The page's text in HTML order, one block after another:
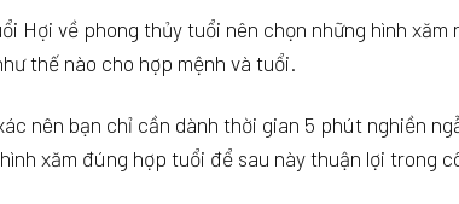
Hợi về phong thủy tuổi nên chọn những hình xăm
thế nào cho hợp mệnh và tuổi.
nên bạn chỉ cần dành thời gian 5 phút nghiền
xăm đúng hợp tuổi để sau này thuận lợi trong